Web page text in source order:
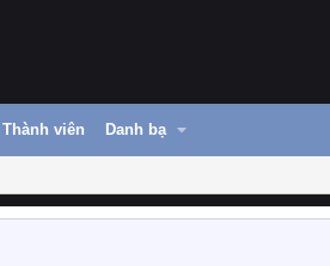
Thành viên Danh bạ